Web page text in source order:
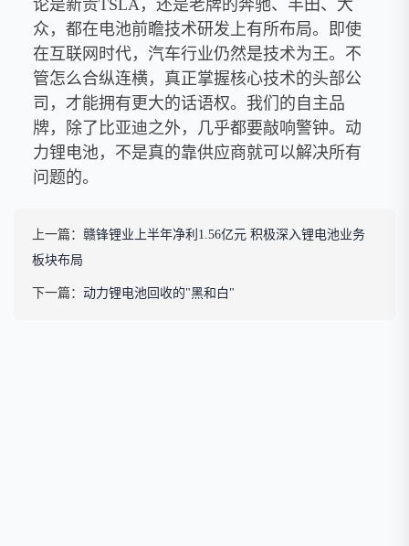
论是新贵TSLA，还是老牌的奔驰、丰田、大
众，都在电池前瞻技术研发上有所布局。即使
在互联网时代，汽车行业仍然是技术为王。不
管怎么合纵连横，真正掌握核心技术的头部公
司，才能拥有更大的话语权。我们的自主品
牌，除了比亚迪之外，几乎都要敲响警钟。动
力锂电池，不是真的靠供应商就可以解决所有
问题的。
上一篇： 赣锋锂业上半年净利1.56亿元 积极深入锂电池业务
板块布局
下一篇： 动力锂电池回收的"黑和白"